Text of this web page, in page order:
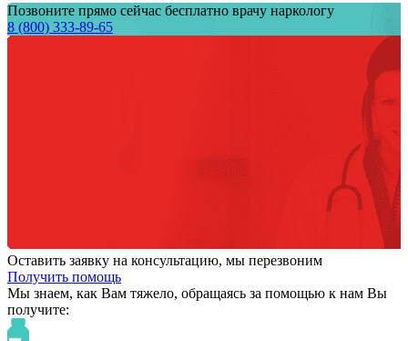
Позвоните прямо сейчас бесплатно врачу наркологу
8 (800) 333-89-65
Оставить заявку на консультацию, мы перезвоним
Получить помощь
Мы знаем, как Вам тяжело, обращаясь за помощью к нам Вы
получите: